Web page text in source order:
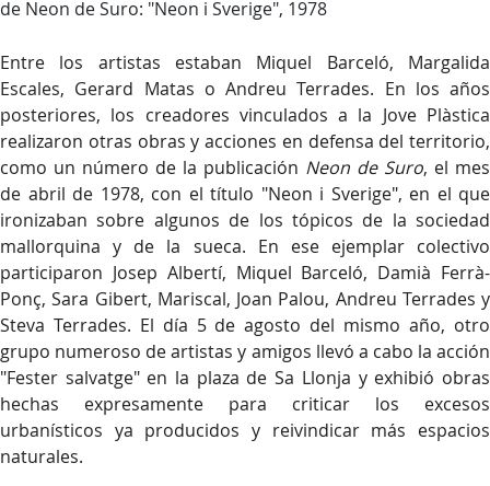
de Neon de Suro: "Neon i Sverige", 1978
Entre los artistas estaban Miquel Barceló, Margalida
Escales, Gerard Matas o Andreu Terrades. En los años
posteriores, los creadores vinculados a la Jove Plàstica
realizaron otras obras y acciones en defensa del territorio,
como un número de la publicación Neon de Suro, el mes
de abril de 1978, con el título "Neon i Sverige", en el que
ironizaban sobre algunos de los tópicos de la sociedad
mallorquina y de la sueca. En ese ejemplar colectivo
participaron Josep Albertí, Miquel Barceló, Damià Ferrà-
Ponç, Sara Gibert, Mariscal, Joan Palou, Andreu Terrades y
Steva Terrades. El día 5 de agosto del mismo año, otro
grupo numeroso de artistas y amigos llevó a cabo la acción
"Fester salvatge" en la plaza de Sa Llonja y exhibió obras
hechas expresamente para criticar los excesos
urbanísticos ya producidos y reivindicar más espacios
naturales.